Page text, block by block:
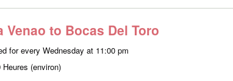
Venao to Bocas Del Toro
for every Wednesday at 11:00 pm
Heures (environ)